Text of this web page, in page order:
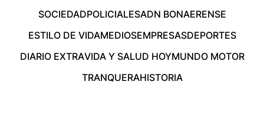
SOCIEDADPOLICIALESADN BONAERENSE
ESTILO DE VIDAMEDIOSEMPRESASDEPORTES
DIARIO EXTRAVIDA Y SALUD HOYMUNDO MOTOR
TRANQUERAHISTORIA